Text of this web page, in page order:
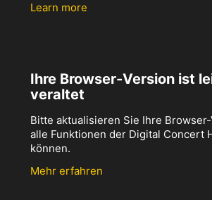
Learn more
Ihre Browser-Version ist
veraltet
Bitte aktualisieren Sie Ihre
alle Funktionen der Digital Concert
können.
Mehr erfahren